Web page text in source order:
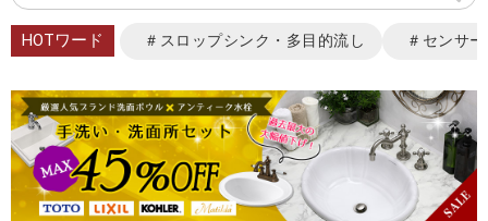
HOTワード ＃スロップシンク・多目的流し ＃センサ